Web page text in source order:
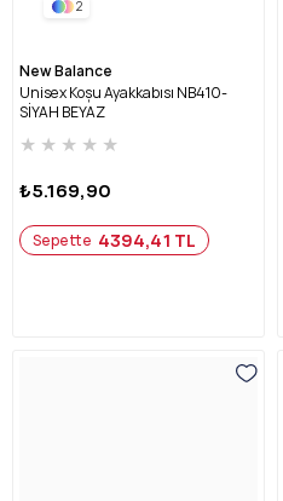
2
New Balance
Unisex Koşu Ayakkabısı NB410-
SİYAH BEYAZ
★ ★ ★ ★ ★
₺5.169,90
Sepette 4394,41 TL